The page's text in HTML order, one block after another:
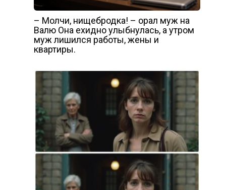
– Молчи, нищебродка! – орал муж на
Валю Она ехидно улыбнулась, а утром
муж лишился работы, жены и
квартиры.